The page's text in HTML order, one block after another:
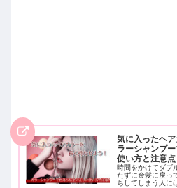
気に入ったヘ
ラーシャンプ
使い方と注意点
時間をかけてダブ
たずに金髪に戻っ
ちしてしまう人に